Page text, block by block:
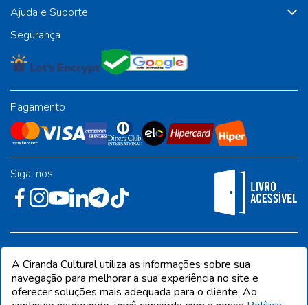
Ajuda e Suporte
Segurança
Pagamento
Siga-nos
Industrial - Jandira/SP - CEP 06612-001
A Ciranda Cultural utiliza as informações sobre sua
navegação para melhorar a sua experiência no site e
oferecer soluções mais adequada para o cliente. Ao